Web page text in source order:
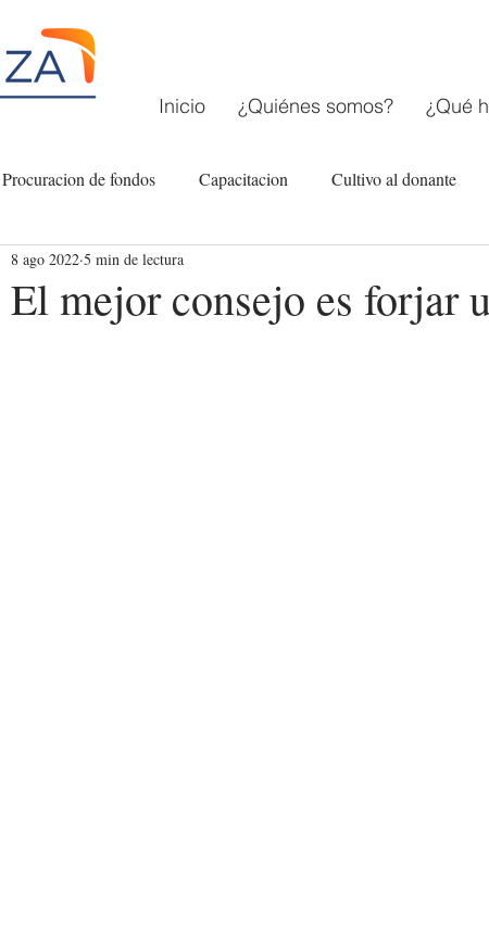
Inicio ¿Quiénes somos? ¿Qué
Procuracion de fondos Capacitacion Cultivo al donante
Fundaciones comunitarias
El mejor consejo es forjar
8 ago 2022 5 min de lectura